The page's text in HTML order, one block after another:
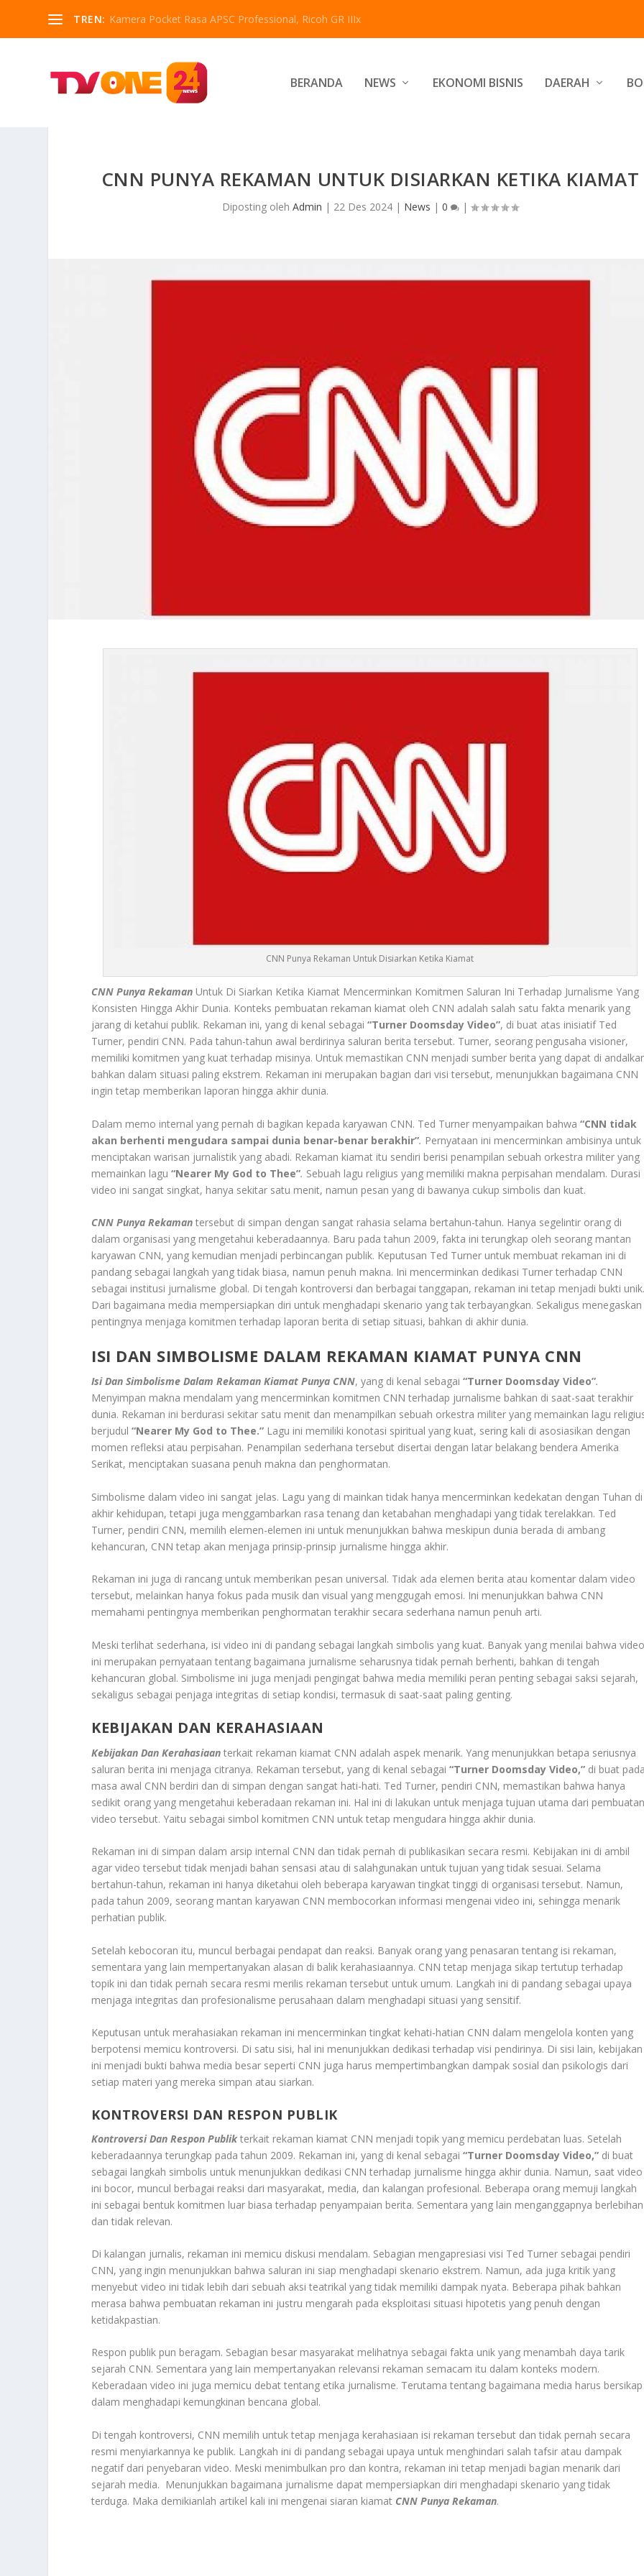
TREN: Kamera Pocket Rasa APSC Professional, Ricoh GR IIIx
BERANDA NEWS EKONOMI BISNIS DAERAH
CNN PUNYA REKAMAN UNTUK DISIARKAN KETIKA KIAMAT
Diposting oleh Admin | 22 Des 2024| News | 0 |
CNN Punya Rekaman Untuk Disiarkan Ketika Kiamat
CNN Punya Rekaman Untuk Di Siarkan Ketika Kiamat Mencerminkan Komitmen Saluran Ini Terhadap Jurnalisme Yang
Konsisten Hingga Akhir Dunia. Konteks pembuatan rekaman kiamat oleh CNN adalah salah satu fakta menarik yang
jarang di ketahui publik. Rekaman ini, yang di kenal sebagai“Turner Doomsday Video”, di buat atas inisiatif Ted
Turner, pendiri CNN. Pada tahun-tahun awal berdirinya saluran berita tersebut. Turner, seorang pengusaha visioner,
memiliki komitmen yang kuat terhadap misinya. Untuk memastikan CNN menjadi sumber berita yang dapat di
bahkan dalam situasi paling ekstrem. Rekaman ini merupakan bagian dari visi tersebut, menunjukkan bagaimana CNN
ingin tetap memberikan laporan hingga akhir dunia.
Dalam memo internal yang pernah di bagikan kepada karyawan CNN. Ted Turner menyampaikan bahwa“CNN tidak
akan berhenti mengudara sampai dunia benar-benar berakhir”. Pernyataan ini mencerminkan ambisinya untuk
menciptakan warisan jurnalistik yang abadi. Rekaman kiamat itu sendiri berisi penampilan sebuah orkestra militer yang
memainkan lagu“Nearer My God to Thee”. Sebuah lagu religius yang memiliki makna perpisahan mendalam. Durasi
video ini sangat singkat, hanya sekitar satu menit, namun pesan yang di bawanya cukup simbolis dan kuat.
CNN Punya Rekaman tersebut di simpan dengan sangat rahasia selama bertahun-tahun. Hanya segelintir orang di
dalam organisasi yang mengetahui keberadaannya. Baru pada tahun 2009, fakta ini terungkap oleh seorang mantan
karyawan CNN, yang kemudian menjadi perbincangan publik. Keputusan Ted Turner untuk membuat rekaman ini di
pandang sebagai langkah yang tidak biasa, namun penuh makna. Ini mencerminkan dedikasi Turner terhadap CNN
sebagai institusi jurnalisme global. Di tengah kontroversi dan berbagai tanggapan, rekaman ini tetap menjadi bukti unik.
Dari bagaimana media mempersiapkan diri untuk menghadapi skenario yang tak terbayangkan. Sekaligus menegaskan
pentingnya menjaga komitmen terhadap laporan berita di setiap situasi, bahkan di akhir dunia.
ISI DAN SIMBOLISME DALAM REKAMAN KIAMAT PUNYA CNN
Isi Dan Simbolisme Dalam Rekaman Kiamat Punya CNN, yang di kenal sebagai“Turner Doomsday Video”.
Menyimpan makna mendalam yang mencerminkan komitmen CNN terhadap jurnalisme bahkan di saat-saat terakhir
dunia. Rekaman ini berdurasi sekitar satu menit dan menampilkan sebuah orkestra militer yang memainkan lagu
berjudul“Nearer My God to Thee.” Lagu ini memiliki konotasi spiritual yang kuat, sering kali di asosiasikan dengan
momen refleksi atau perpisahan. Penampilan sederhana tersebut disertai dengan latar belakang bendera Amerika
Serikat, menciptakan suasana penuh makna dan penghormatan.
Simbolisme dalam video ini sangat jelas. Lagu yang di mainkan tidak hanya mencerminkan kedekatan dengan Tuhan di
akhir kehidupan, tetapi juga menggambarkan rasa tenang dan ketabahan menghadapi yang tidak terelakkan. Ted
Turner, pendiri CNN, memilih elemen-elemen ini untuk menunjukkan bahwa meskipun dunia berada di ambang
kehancuran, CNN tetap akan menjaga prinsip-prinsip jurnalisme hingga akhir.
Rekaman ini juga di rancang untuk memberikan pesan universal. Tidak ada elemen berita atau komentar dalam video
tersebut, melainkan hanya fokus pada musik dan visual yang menggugah emosi. Ini menunjukkan bahwa CNN
memahami pentingnya memberikan penghormatan terakhir secara sederhana namun penuh arti.
Meski terlihat sederhana, isi video ini di pandang sebagai langkah simbolis yang kuat. Banyak yang menilai bahwa video
ini merupakan pernyataan tentang bagaimana jurnalisme seharusnya tidak pernah berhenti, bahkan di tengah
kehancuran global. Simbolisme ini juga menjadi pengingat bahwa media memiliki peran penting sebagai saksi sejarah,
sekaligus sebagai penjaga integritas di setiap kondisi, termasuk di saat-saat paling genting.
KEBIJAKAN DAN KERAHASIAAN
Kebijakan Dan Kerahasiaan terkait rekaman kiamat CNN adalah aspek menarik. Yang menunjukkan betapa seriusnya
saluran berita ini menjaga citranya. Rekaman tersebut, yang di kenal sebagai“Turner Doomsday Video,” di buat pada
masa awal CNN berdiri dan di simpan dengan sangat hati-hati. Ted Turner, pendiri CNN, memastikan bahwa hanya
sedikit orang yang mengetahui keberadaan rekaman ini. Hal ini di lakukan untuk menjaga tujuan utama dari pembuatan
video tersebut. Yaitu sebagai simbol komitmen CNN untuk tetap mengudara hingga akhir dunia.
Rekaman ini di simpan dalam arsip internal CNN dan tidak pernah di publikasikan secara resmi. Kebijakan ini di ambil
agar video tersebut tidak menjadi bahan sensasi atau di salahgunakan untuk tujuan yang tidak sesuai. Selama
bertahun-tahun, rekaman ini hanya diketahui oleh beberapa karyawan tingkat tinggi di organisasi tersebut. Namun,
pada tahun 2009, seorang mantan karyawan CNN membocorkan informasi mengenai video ini, sehingga menarik
perhatian publik.
Setelah kebocoran itu, muncul berbagai pendapat dan reaksi. Banyak orang yang penasaran tentang isi rekaman,
sementara yang lain mempertanyakan alasan di balik kerahasiaannya. CNN tetap menjaga sikap tertutup terhadap
topik ini dan tidak pernah secara resmi merilis rekaman tersebut untuk umum. Langkah ini di pandang sebagai upaya
menjaga integritas dan profesionalisme perusahaan dalam menghadapi situasi yang sensitif.
Keputusan untuk merahasiakan rekaman ini mencerminkan tingkat kehati-hatian CNN dalam mengelola konten yang
berpotensi memicu kontroversi. Di satu sisi, hal ini menunjukkan dedikasi terhadap visi pendirinya. Di sisi lain, kebijakan
ini menjadi bukti bahwa media besar seperti CNN juga harus mempertimbangkan dampak sosial dan psikologis dari
setiap materi yang mereka simpan atau siarkan.
KONTROVERSI DAN RESPON PUBLIK
Kontroversi Dan Respon Publikterkait rekaman kiamat CNN menjadi topik yang memicu perdebatan luas. Setelah
keberadaannya terungkap pada tahun 2009. Rekaman ini, yang di kenal sebagai“Turner Doomsday Video,” di buat
sebagai langkah simbolis untuk menunjukkan dedikasi CNN terhadap jurnalisme hingga akhir dunia. Namun, saat video
ini bocor, muncul berbagai reaksi dari masyarakat, media, dan kalangan profesional. Beberapa orang memuji langkah
ini sebagai bentuk komitmen luar biasa terhadap penyampaian berita. Sementara yang lain menganggapnya berlebihan
dan tidak relevan.
Di kalangan jurnalis, rekaman ini memicu diskusi mendalam. Sebagian mengapresiasi visi Ted Turner sebagai pendiri
CNN, yang ingin menunjukkan bahwa saluran ini siap menghadapi skenario ekstrem. Namun, ada juga kritik yang
menyebut video ini tidak lebih dari sebuah aksi teatrikal yang tidak memiliki dampak nyata. Beberapa pihak bahkan
merasa bahwa pembuatan rekaman ini justru mengarah pada eksploitasi situasi hipotetis yang penuh dengan
ketidakpastian.
Respon publik pun beragam. Sebagian besar masyarakat melihatnya sebagai fakta unik yang menambah daya tarik
sejarah CNN. Sementara yang lain mempertanyakan relevansi rekaman semacam itu dalam konteks modern.
Keberadaan video ini juga memicu debat tentang etika jurnalisme. Terutama tentang bagaimana media harus bersikap
dalam menghadapi kemungkinan bencana global.
Di tengah kontroversi, CNN memilih untuk tetap menjaga kerahasiaan isi rekaman tersebut dan tidak pernah secara
resmi menyiarkannya ke publik. Langkah ini di pandang sebagai upaya untuk menghindari salah tafsir atau dampak
negatif dari penyebaran video. Meski menimbulkan pro dan kontra, rekaman ini tetap menjadi bagian menarik dari
sejarah media. Menunjukkan bagaimana jurnalisme dapat mempersiapkan diri menghadapi skenario yang tidak
terduga. Maka demikianlah artikel kali ini mengenai siaran kiamat CNN Punya Rekaman.